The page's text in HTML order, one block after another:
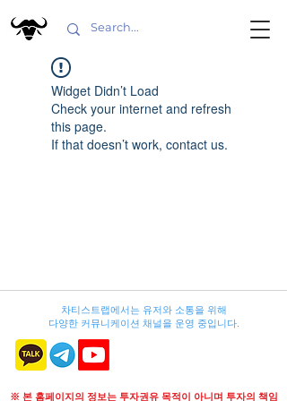
Widget Didn’t Load
Check your internet and refresh
this page.
If that doesn’t work, contact us.
차티스트랩에서는 유저와 소통을 위해
다양한 커뮤니케이션 채널을 운영 중입니다.
※ 본 홈페이지의 정보는 투자권유 목적이 아니며 투자의 책임